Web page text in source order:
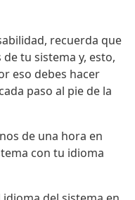
recuerda que
tu sistema y, esto,
eso debes hacer
paso al pie de la
de una hora en
con tu idioma